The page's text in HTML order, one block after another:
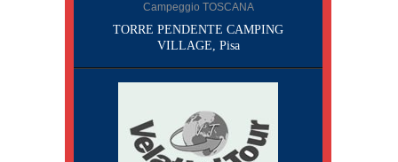
Campeggio TOSCANA
TORRE PENDENTE CAMPING
VILLAGE, Pisa